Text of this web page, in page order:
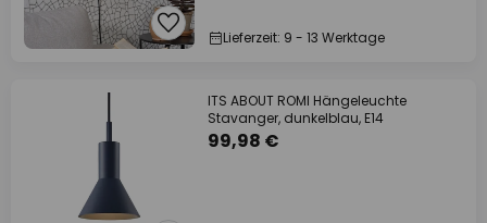
Lieferzeit: 9 - 13 Werktage
ITS ABOUT ROMI Hängeleuchte
Stavanger, dunkelblau, E14
99,98 €